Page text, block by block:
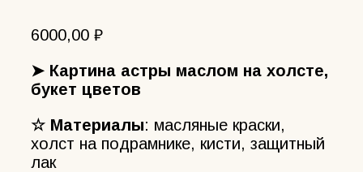
6000,00 ₽
➤ Картина астры маслом на холсте,
букет цветов
☆ Материалы: масляные краски,
холст на подрамнике, кисти, защитный
лак